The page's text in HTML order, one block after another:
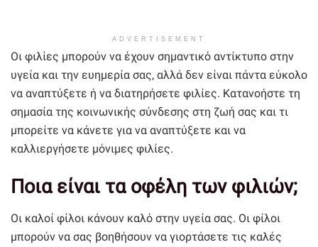
ADVERTISEMENT
Οι φιλίες μπορούν να έχουν σημαντικό αντίκτυπο στην
υγεία και την ευημερία σας, αλλά δεν είναι πάντα εύκολο
να αναπτύξετε ή να διατηρήσετε φιλίες. Κατανοήστε τη
σημασία της κοινωνικής σύνδεσης στη ζωή σας και τι
μπορείτε να κάνετε για να αναπτύξετε και να
καλλιεργήσετε μόνιμες φιλίες.
Ποια είναι τα οφέλη των φιλιών;
Οι καλοί φίλοι κάνουν καλό στην υγεία σας. Οι φίλοι
μπορούν να σας βοηθήσουν να γιορτάσετε τις καλές